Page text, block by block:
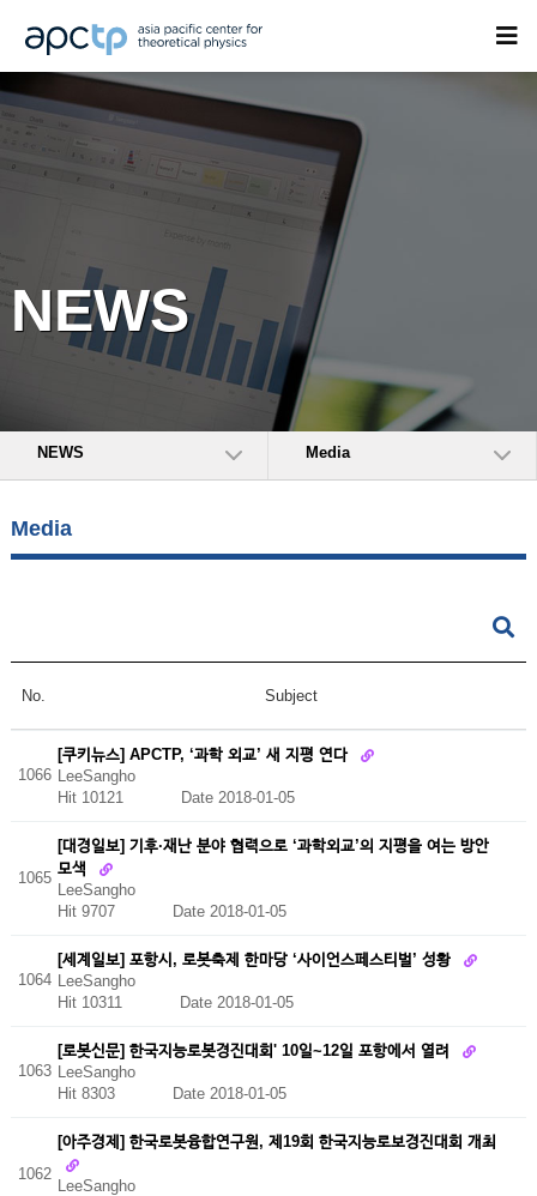
NEWS
NEWS Media
Media
No. Subject
1066
[쿠키뉴스] APCTP, ‘과학 외교’ 새 지평 연다
LeeSangho
Hit 10121
Date 2018-01-05
1065
[대경일보] 기후·재난 분야 협력으로 ‘과학외교’의 지평을 여는 방안
모색
LeeSangho
Hit 9707 Date 2018-01-05
1064
[세계일보] 포항시, 로봇축제 한마당 ‘사이언스페스티벌’ 성황
LeeSangho
Hit 10311
Date 2018-01-05
1063
[로봇신문] 한국지능로봇경진대회' 10일~12일 포항에서 열려
LeeSangho
Hit 8303
Date 2018-01-05
1062
[아주경제] 한국로봇융합연구원, 제19회 한국지능로보경진대회 개최
LeeSangho